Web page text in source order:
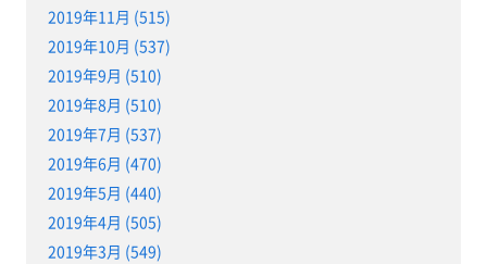
2019年11月 (515)
2019年10月 (537)
2019年9月 (510)
2019年8月 (510)
2019年7月 (537)
2019年6月 (470)
2019年5月 (440)
2019年4月 (505)
2019年3月 (549)